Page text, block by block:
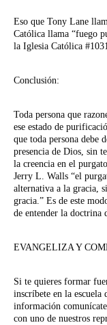
Eso que Tony Lane
Católica llama “fuego
la Iglesia Católica
Conclusión:
Toda persona que
ese estado de
que toda persona debe
presencia de Dios, sin
la creencia en el
Jerry L. Walls “el
alternativa a la gracia,
gracia.” Es de este
de entender la doctrina
EVANGELIZA Y
Si te quieres formar
inscríbete en la
información
con uno de nuestros